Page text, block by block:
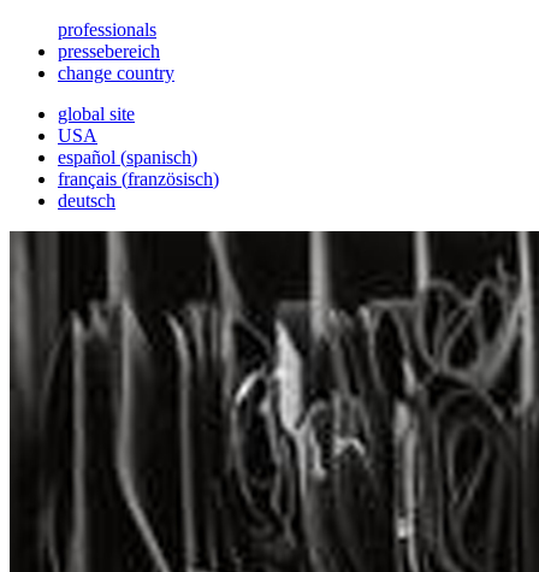
professionals
pressebereich
change country
global site
USA
español (spanisch)
français (französisch)
deutsch